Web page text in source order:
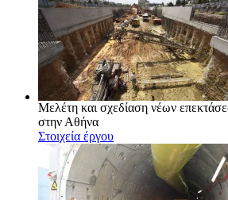
Μελέτη και σχεδίαση νέων
στην Αθήνα
Στοιχεία έργου